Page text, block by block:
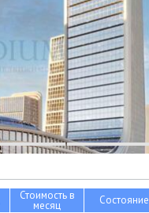
Стоимость в
месяц Состояние